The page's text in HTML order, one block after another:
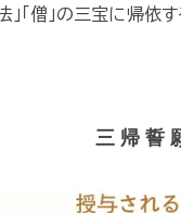
「僧」の三宝に帰依
三 帰 誓